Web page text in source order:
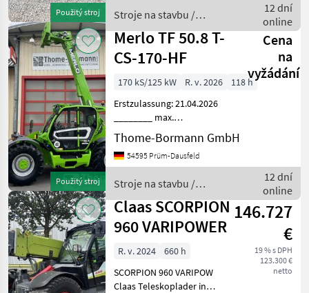
Použitý stroj
Seriennummer: 35501004
Betriebsgewicht:
Stroje na stavbu /
Sennebogen
12 dní
online
Použitý stroj
Merlo TF 50.8 T-
CS-170-HF
Cena
na
vyžádání
170 kS/125 kW R. v. 2026
118 h
Erstzulassung: 21.04.2026
________ max.
Tragfähigkeit: 5.000 kg max.
Hubhöhe: 7.800 mm max.
Ausladung: 4.200 mm
4.870 mm Breite: 2.350 -
2.53
Thome-Bormann GmbH
54595 Prüm-Dausfeld
Stroje na stavbu /
Merlo
12 dní
online
Claas SCORPION
960 VARIPOWER
146.727
€
19 % s DPH
123.300 €
netto
R. v. 2024
660 h
SCORPION 960 VARIPOW
Claas Teleskoplader in